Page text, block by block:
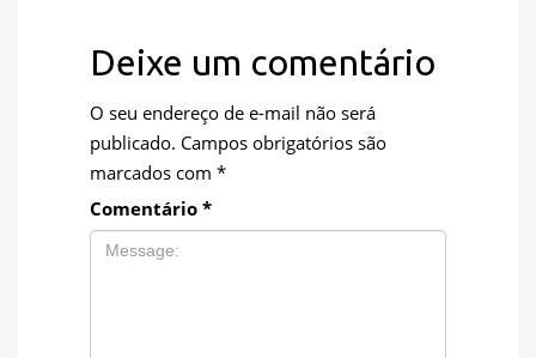
Deixe um comentário
O seu endereço de e-mail não será
publicado. Campos obrigatórios são
marcados com *
Comentário *